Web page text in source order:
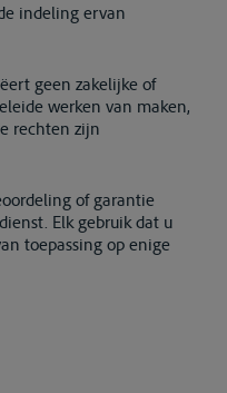
indeling ervan
geen zakelijke of
werken van maken,
rechten zijn
of garantie
Elk gebruik dat u
toepassing op enige